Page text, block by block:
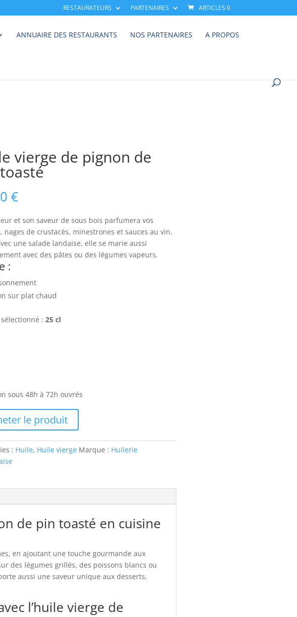
RESTAURATEURS PARTENAIRES ARTICLES 0
ANNUAIRE DES RESTAURANTS NOS PARTENAIRES A PROPOS
vierge de pignon de
€
et son saveur de sous bois parfumera vos
nages de crustacés, minestrones et sauces au vin.
une salade landaise, elle se marie aussi
avec des pâtes ou des légumes vapeurs.
:
sur plat chaud
: 25 cl
sous 48h à 72h ouvrés
le produit
: Huile, Huile vierge Marque : Huilerie
de pin toasté en cuisine
en ajoutant une touche gourmande aux
des légumes grillés, des poissons blancs ou
aussi une saveur unique aux desserts,
l’huile vierge de